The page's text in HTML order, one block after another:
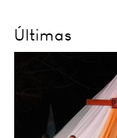
Últimas